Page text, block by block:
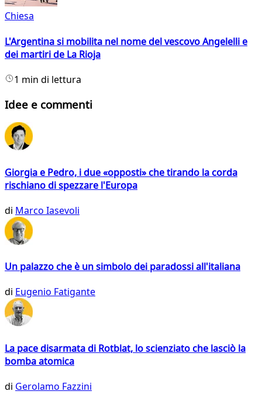
Chiesa
L'Argentina si mobilita nel nome del vescovo Angelelli e
dei martiri de La Rioja
1 min di lettura
Idee e commenti
Giorgia e Pedro, i due «opposti» che tirando la corda
rischiano di spezzare l'Europa
di Marco Iasevoli
Un palazzo che è un simbolo dei paradossi all'italiana
di Eugenio Fatigante
La pace disarmata di Rotblat, lo scienziato che lasciò la
bomba atomica
di Gerolamo Fazzini